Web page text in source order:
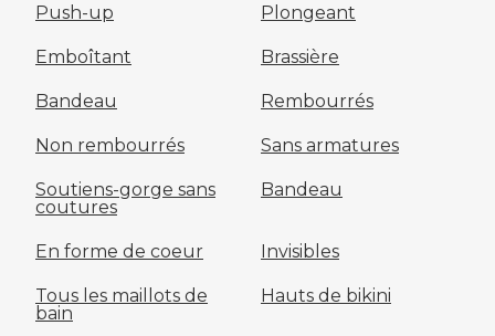
Push-up Plongeant
Emboîtant Brassière
Bandeau Rembourrés
Non rembourrés Sans armatures
Soutiens-gorge sans
coutures
Bandeau
En forme de coeur Invisibles
Tous les maillots de
bain
Hauts de bikini